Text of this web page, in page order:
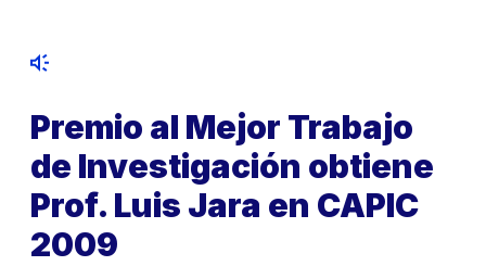
Premio al Mejor Trabajo
de Investigación obtiene
Prof. Luis Jara en CAPIC
2009